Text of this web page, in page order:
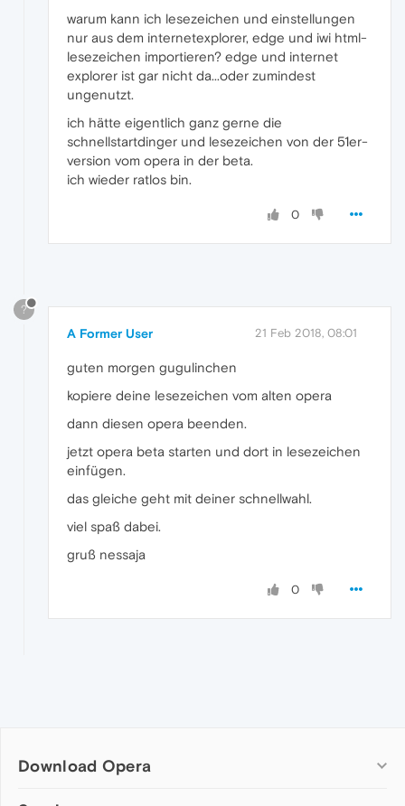
warum kann ich lesezeichen und einstellungen
nur aus dem internetexplorer, edge und iwi html-
lesezeichen importieren? edge und internet
explorer ist gar nicht da...oder zumindest
ungenutzt.
ich hätte eigentlich ganz gerne die
schnellstartdinger und lesezeichen von der 51er-
version vom opera in der beta.
ich wieder ratlos bin.
0
?
A Former User 21 Feb 2018, 08:01
guten morgen gugulinchen
kopiere deine lesezeichen vom alten opera
dann diesen opera beenden.
jetzt opera beta starten und dort in lesezeichen
einfügen.
das gleiche geht mit deiner schnellwahl.
viel spaß dabei.
gruß nessaja
0
Download Opera